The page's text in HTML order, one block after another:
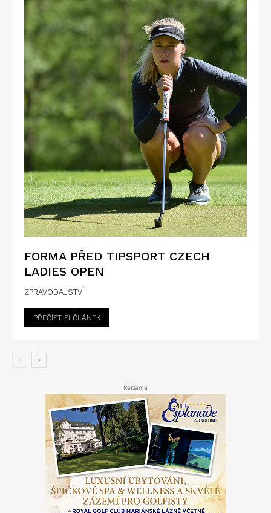
FORMA PŘED TIPSPORT CZECH
LADIES OPEN
ZPRAVODAJSTVÍ
PŘEČÍST SI ČLÁNEK
Reklama